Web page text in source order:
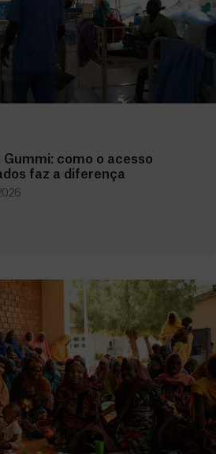
Gummi: como o acesso
faz a diferença